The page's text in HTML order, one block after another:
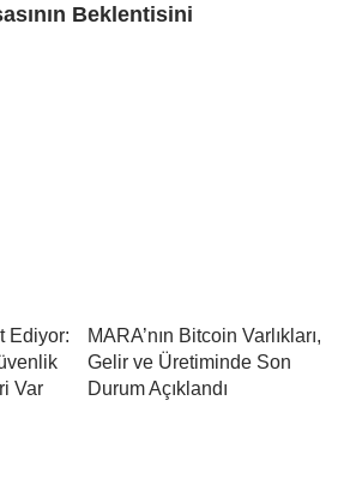
Beklentisini
Ediyor:
Var
MARA’nın Bitcoin Varlıkları,
Gelir ve Üretiminde Son
Durum Açıklandı